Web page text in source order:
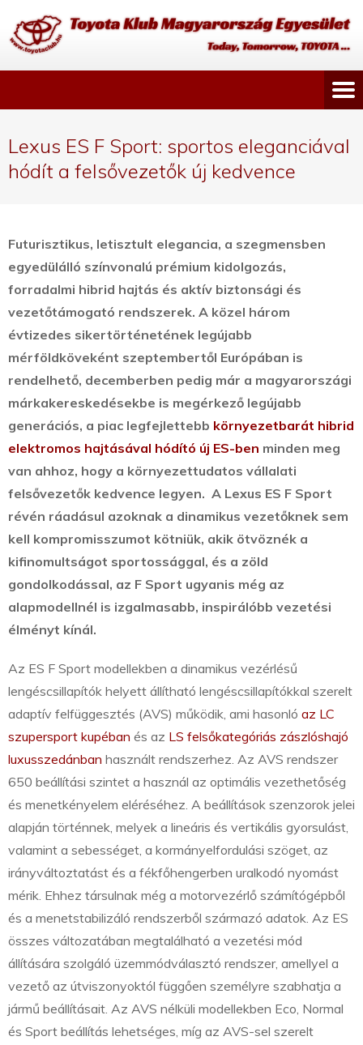
Lexus ES F Sport: sportos eleganciával
hódít a felsővezetők új kedvence
Futurisztikus, letisztult elegancia, a szegmensben
egyedülálló színvonalú prémium kidolgozás,
forradalmi hibrid hajtás és aktív biztonsági és
vezetőtámogató rendszerek. A közel három
évtizedes sikertörténetének legújabb
mérföldköveként szeptembertől Európában is
rendelhető, decemberben pedig már a magyarországi
márkakereskedésekbe is megérkező legújabb
generációs, a piac legfejlettebb környezetbarát hibrid
elektromos hajtásával hódító új ES-ben minden meg
van ahhoz, hogy a környezettudatos vállalati
felsővezetők kedvence legyen. A Lexus ES F Sport
révén ráadásul azoknak a dinamikus vezetőknek sem
kell kompromisszumot kötniük, akik ötvöznék a
kifinomultságot sportossággal, és a zöld
gondolkodással, az F Sport ugyanis még az
alapmodellnél is izgalmasabb, inspirálóbb vezetési
élményt kínál.
Az ES F Sport modellekben a dinamikus vezérlésű
lengéscsillapítók helyett állítható lengéscsillapítókkal szerelt
adaptív felfüggesztés (AVS) működik, ami hasonló az LC
szupersport kupéban és az LS felsőkategóriás zászlóshajó
luxusszedánban használt rendszerhez. Az AVS rendszer
650 beállítási szintet a használ az optimális vezethetőség
és menetkényelem eléréséhez. A beállítások szenzorok jelei
alapján történnek, melyek a lineáris és vertikális gyorsulást,
valamint a sebességet, a kormányelfordulási szöget, az
irányváltoztatást és a fékfőhengerben uralkodó nyomást
mérik. Ehhez társulnak még a motorvezérlő számítógépből
és a menetstabilizáló rendszerből származó adatok. Az ES
összes változatában megtalálható a vezetési mód
állítására szolgáló üzemmódválasztó rendszer, amellyel a
vezető az útviszonyoktól függően személyre szabhatja a
jármű beállításait. Az AVS nélküli modellekben Eco, Normal
és Sport beállítás lehetséges, míg az AVS-sel szerelt